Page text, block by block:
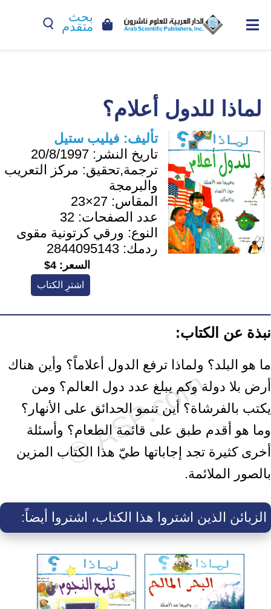
بحث
متقدم
لماذا للدول أعلام؟
تأليف: فيليب ستيل
تاريخ النشر: 20/8/1997
ترجمة,تحقيق: مركز التعريب
والبرمجة
المقاس: 27×23
عدد الصفحات: 32
النوع: ورقي كرتونية مقوى
ردمك: 2844095143
السعر: 4$
اشترِ الكتاب
نبذة عن الكتاب:
ما هو البلد؟ ولماذا ترفع الدول أعلاماً؟ وأين هناك
أرض بلا دولة وكم يبلغ عدد دول العالم؟ ومن
يكتب بالفرشاة؟ أين تنمو الحدائق على الأنهار؟
وما هو أقدم طبق على قائمة الطعام؟ وأسئلة
أخرى كثيرة تجد إجاباتها طيّ هذا الكتاب المزين
بالصور الملائمة.
الزبائن الذين اشتروا هذا الكتاب، اشتروا أيضاً: